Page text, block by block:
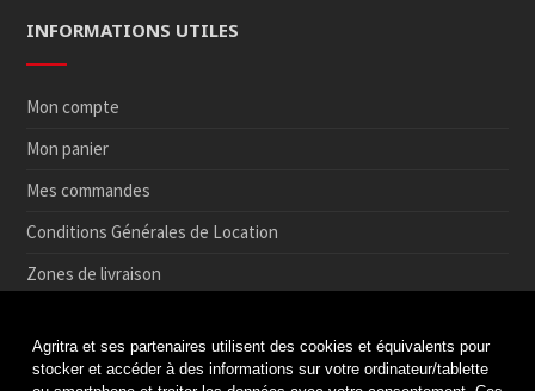
INFORMATIONS UTILES
Mon compte
Mon panier
Mes commandes
Conditions Générales de Location
Zones de livraison
Paiement sécurisé
Agritra et ses partenaires utilisent des cookies et équivalents pour
stocker et accéder à des informations sur votre ordinateur/tablette